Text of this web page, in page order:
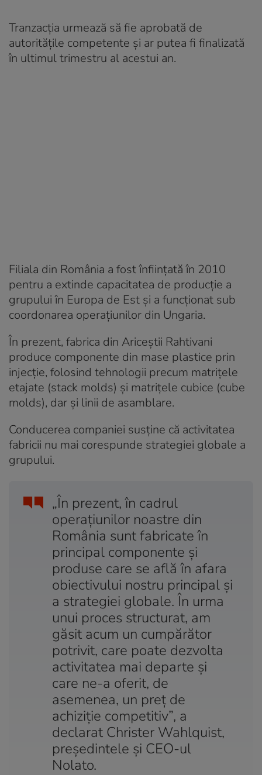
Tranzacția urmează să fie aprobată de
autoritățile competente și ar putea fi finalizată
în ultimul trimestru al acestui an.
Filiala din România a fost înființată în 2010
pentru a extinde capacitatea de producție a
grupului în Europa de Est și a funcționat sub
coordonarea operațiunilor din Ungaria.
În prezent, fabrica din Ariceștii Rahtivani
produce componente din mase plastice prin
injecție, folosind tehnologii precum matrițele
etajate (stack molds) și matrițele cubice (cube
molds), dar și linii de asamblare.
Conducerea companiei susține că activitatea
fabricii nu mai corespunde strategiei globale a
grupului.
„În prezent, în cadrul
operațiunilor noastre din
România sunt fabricate în
principal componente și
produse care se află în afara
obiectivului nostru principal și
a strategiei globale. În urma
unui proces structurat, am
găsit acum un cumpărător
potrivit, care poate dezvolta
activitatea mai departe și
care ne-a oferit, de
asemenea, un preț de
achiziție competitiv”, a
declarat Christer Wahlquist,
președintele și CEO-ul
Nolato.